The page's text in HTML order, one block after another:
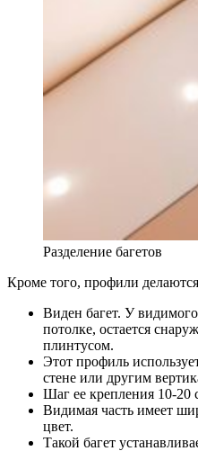
Разделение багетов
Кроме того, профили
Виден багет. У
потолке, остается
плинтусом.
Этот профиль
стене или другим
Шаг ее крепления 10-20
Видимая часть имеет
цвет.
Такой багет